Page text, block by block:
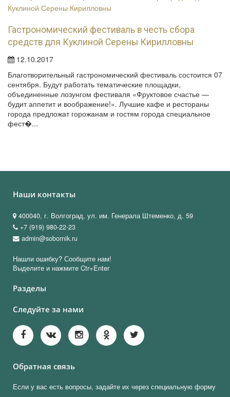
Гастрономический фестиваль в честь сбора
средств для Куклиной Серены Кирилловны
12.10.2017
Благотворительный гастрономический фестиваль состоится 07
сентября. Будут работать тематические площадки,
объединенные лозунгом фестиваля «Фруктовое счастье —
будит аппетит и воображение!». Лучшие кафе и рестораны
города предложат горожанам и гостям города специальное
фест�...
Наши контакты
400040, г. Волгоград, ул. им. Генерала Штеменко, д. 59
+7 (919) 980-22-23
admin@sobornik.ru
Нашли ошибку? Сообщите нам!
Выделите и нажмите Ctr+Enter
Разделы
Следуйте за нами
Обратная связь
Если у вас есть вопросы, задайте их через специальную форму